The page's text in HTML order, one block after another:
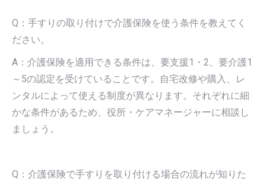
Q：手すりの取り付けで介護保険を使う条件を教えてく
ださい。
A：介護保険を適用できる条件は、要支援1・2、要介護1
～5の認定を受けていることです。自宅改修や購入、レ
ンタルによって使える制度が異なります。それぞれに細
かな条件があるため、役所・ケアマネージャーに相談し
ましょう。
Q：介護保険で手すりを取り付ける場合の流れが知りた